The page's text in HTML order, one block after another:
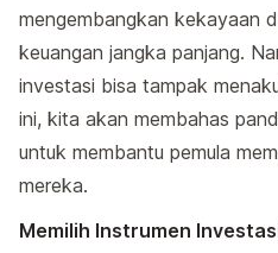
mengembangkan kekayaan
keuangan jangka panjang.
investasi bisa tampak
ini, kita akan membahas
untuk membantu pemula
mereka.
Memilih Instrumen